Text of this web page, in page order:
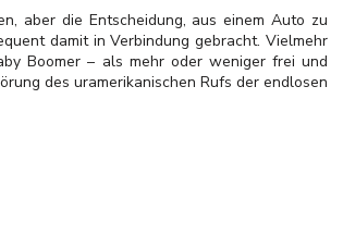
aber die Entscheidung, aus einem Auto zu
damit in Verbindung gebracht. Vielmehr
Boomer – als mehr oder weniger frei und
des uramerikanischen Rufs der endlosen